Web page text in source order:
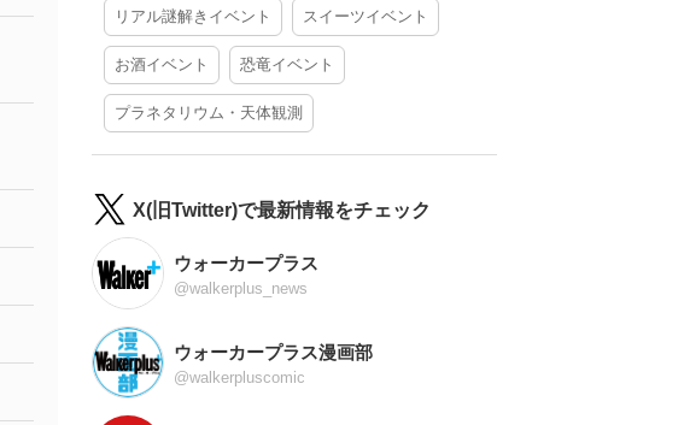
リアル謎解きイベント スイーツイベント
お酒イベント 恐竜イベント
プラネタリウム・天体観測
X(旧Twitter)で最新情報をチェック
ウォーカープラス
@walkerplus_news
ウォーカープラス漫画部
@walkerpluscomic